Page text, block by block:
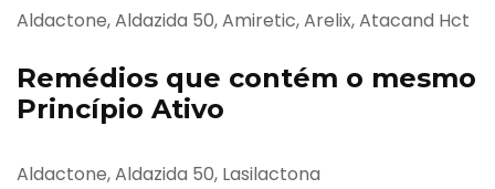
Aldactone, Aldazida 50, Amiretic, Arelix, Atacand Hct
Remédios que contém o mesmo
Princípio Ativo
Aldactone, Aldazida 50, Lasilactona